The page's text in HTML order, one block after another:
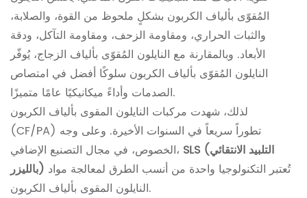
المُقوّى بألياف الكربون بشكلٍ ملحوظ من القوة، والصلابة،
والثبات الحراري، ومقاومة الزحف، ومقاومة التآكل، ودقة
الأبعاد. وبالمقارنة مع النايلون المُقوّى بألياف الزجاج، يُوفّر
النايلون المُقوّى بألياف الكربون سلوكًا أفضل في امتصاص
الصدمات وأداءً ميكانيكيًا عامًا متميزًا.
لذلك، شهدت مركبات النايلون المقوى بألياف الكربون
(CF/PA) تطوراً سريعاً في السنوات الأخيرة. وعلى وجه
الخصوص، في مجال التصنيع الإضافي، SLS (التلبيد الانتقائي
بالليزر) تُعتبر التكنولوجيا واحدة من أنسب الطرق لمعالجة مواد
النايلون المقوى بألياف الكربون.